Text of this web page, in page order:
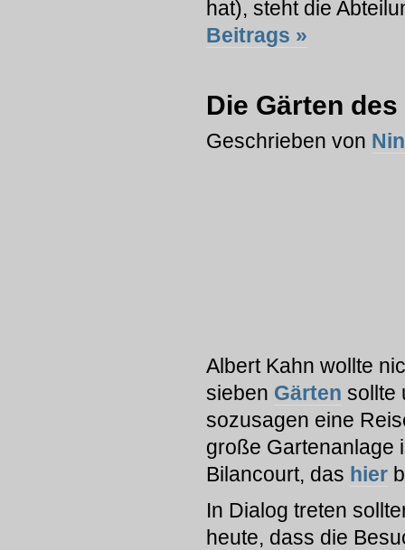
hat), steht die
Beitrags »
Die Gärten
Geschrieben von
Albert Kahn wollte
sieben Gärten sollte
sozusagen eine
große Gartenanlage
Bilancourt, das hier
In Dialog treten
heute, dass die